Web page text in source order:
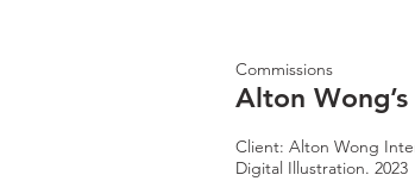
Commissions
Alton
Client: Alton Wong
Digital Illustration. 2023